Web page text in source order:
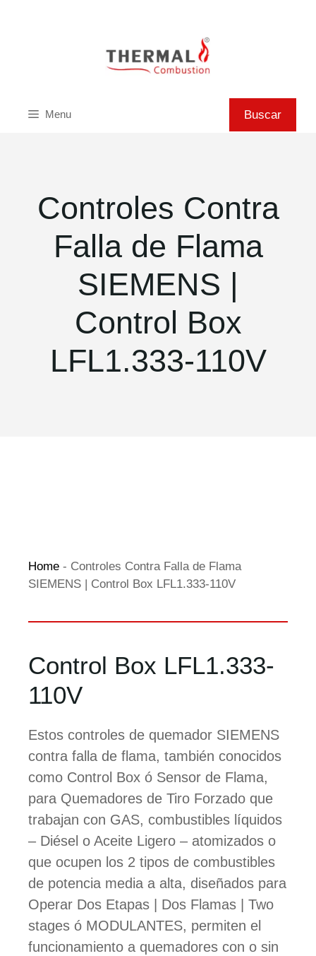
Menu Buscar
Controles Contra
Falla de Flama
SIEMENS |
Control Box
LFL1.333-110V
Home - Controles Contra Falla de Flama
SIEMENS | Control Box LFL1.333-110V
Control Box LFL1.333-
110V
Estos controles de quemador SIEMENS
contra falla de flama, también conocidos
como Control Box ó Sensor de Flama,
para Quemadores de Tiro Forzado que
trabajan con GAS, combustibles líquidos
– Diésel o Aceite Ligero – atomizados o
que ocupen los 2 tipos de combustibles
de potencia media a alta, diseñados para
Operar Dos Etapas | Dos Flamas | Two
stages ó MODULANTES, permiten el
funcionamiento a quemadores con o sin